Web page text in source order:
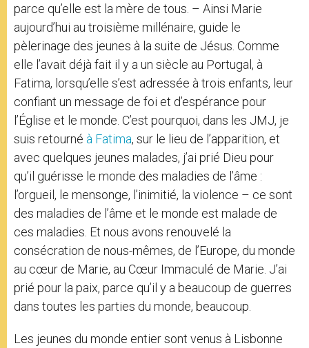
parce qu’elle est la mère de tous. – Ainsi Marie
aujourd’hui au troisième millénaire, guide le
pèlerinage des jeunes à la suite de Jésus. Comme
elle l’avait déjà fait il y a un siècle au Portugal, à
Fatima, lorsqu’elle s’est adressée à trois enfants, leur
confiant un message de foi et d’espérance pour
l’Église et le monde. C’est pourquoi, dans les JMJ, je
suis retourné à Fatima, sur le lieu de l’apparition, et
avec quelques jeunes malades, j’ai prié Dieu pour
qu’il guérisse le monde des maladies de l’âme :
l’orgueil, le mensonge, l’inimitié, la violence – ce sont
des maladies de l’âme et le monde est malade de
ces maladies. Et nous avons renouvelé la
consécration de nous-mêmes, de l’Europe, du monde
au cœur de Marie, au Cœur Immaculé de Marie. J’ai
prié pour la paix, parce qu’il y a beaucoup de guerres
dans toutes les parties du monde, beaucoup.
Les jeunes du monde entier sont venus à Lisbonne